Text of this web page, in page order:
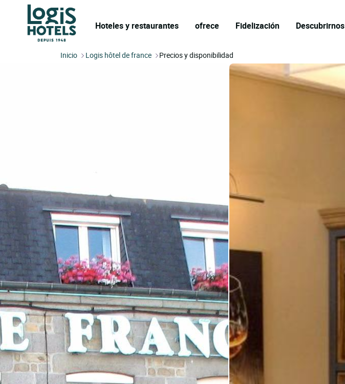
Hoteles y restaurantes ofrece Fidelización Descubrirnos
Inicio Logis hôtel de france Precios y disponibilidad